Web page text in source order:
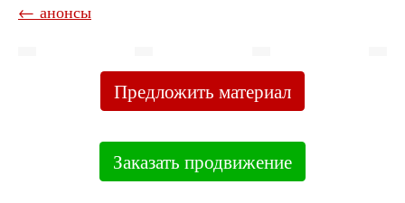
← анонсы
Предложить материал
Заказать продвижение